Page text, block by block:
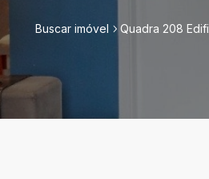
Buscar imóvel Quadra 208